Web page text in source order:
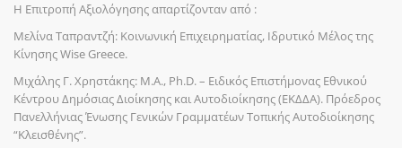
Η Επιτροπή Αξιολόγησης απαρτίζονταν από :
Μελίνα Ταπραντζή: Κοινωνική Επιχειρηματίας, Ιδρυτικό Μέλος της
Κίνησης Wise Greece.
Μιχάλης Γ. Χρηστάκης: Μ.Α., Ph.D. – Ειδικός Επιστήμονας Εθνικού
Κέντρου Δημόσιας Διοίκησης και Αυτοδιοίκησης (ΕΚΔΔΑ). Πρόεδρος
Πανελλήνιας Ένωσης Γενικών Γραμματέων Τοπικής Αυτοδιοίκησης
“Κλεισθένης”.